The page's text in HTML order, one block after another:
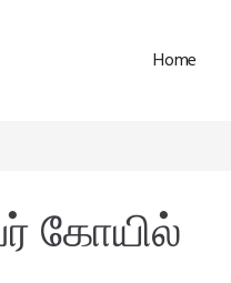
Home
கோயில்